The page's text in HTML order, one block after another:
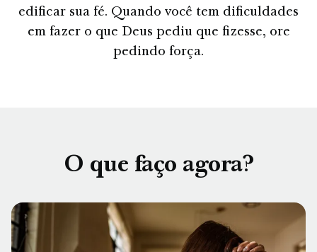
edificar sua fé. Quando você tem dificuldades
em fazer o que Deus pediu que fizesse, ore
pedindo força.
O que faço agora?